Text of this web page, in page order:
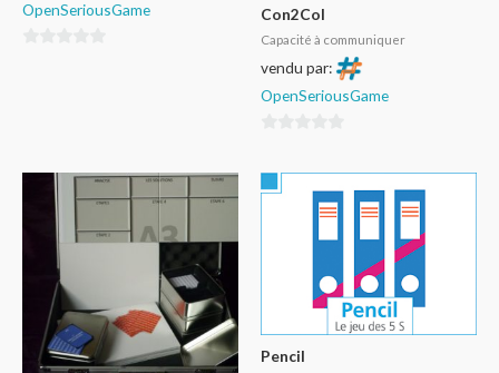
OpenSeriousGame Con2Col
Capacité à communiquer
vendu par:
OpenSeriousGame
sur
5
Pencil